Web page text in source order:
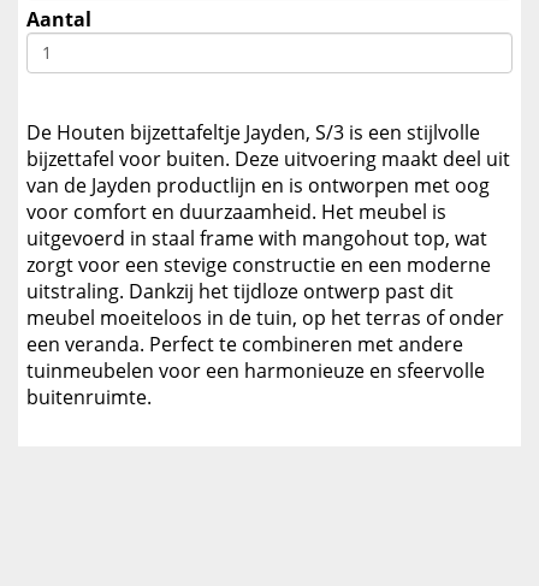
Aantal
De Houten bijzettafeltje Jayden, S/3 is een stijlvolle
bijzettafel voor buiten. Deze uitvoering maakt deel uit
van de Jayden productlijn en is ontworpen met oog
voor comfort en duurzaamheid. Het meubel is
uitgevoerd in staal frame with mangohout top, wat
zorgt voor een stevige constructie en een moderne
uitstraling. Dankzij het tijdloze ontwerp past dit
meubel moeiteloos in de tuin, op het terras of onder
een veranda. Perfect te combineren met andere
tuinmeubelen voor een harmonieuze en sfeervolle
buitenruimte.